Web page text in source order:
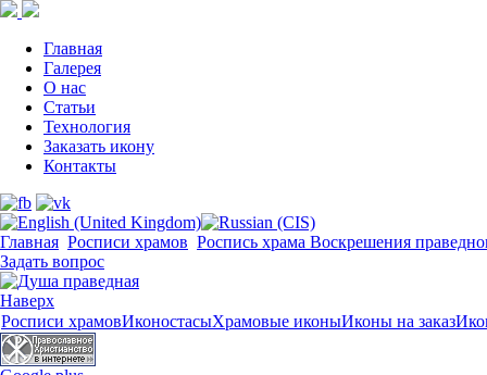
Главная
Галерея
О нас
Статьи
Технология
Заказать икону
Контакты
Главная Росписи храмов Роспись храма Воскрешения
Задать вопрос
Наверх
Росписи храмовИконостасыХрамовые иконыИконы на заказ